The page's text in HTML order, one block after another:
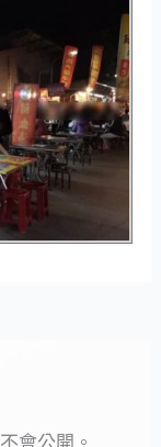
會公開。